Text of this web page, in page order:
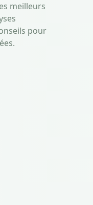
meilleurs
pour